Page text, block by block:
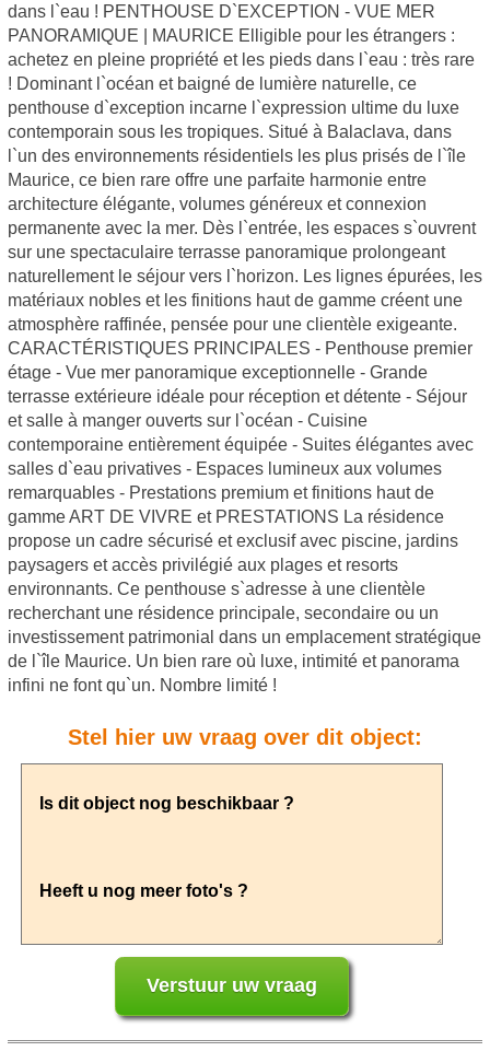
dans l`eau ! PENTHOUSE D`EXCEPTION - VUE MER
PANORAMIQUE | MAURICE Elligible pour les étrangers :
achetez en pleine propriété et les pieds dans l`eau : très rare
! Dominant l`océan et baigné de lumière naturelle, ce
penthouse d`exception incarne l`expression ultime du luxe
contemporain sous les tropiques. Situé à Balaclava, dans
l`un des environnements résidentiels les plus prisés de l`île
Maurice, ce bien rare offre une parfaite harmonie entre
architecture élégante, volumes généreux et connexion
permanente avec la mer. Dès l`entrée, les espaces s`ouvrent
sur une spectaculaire terrasse panoramique prolongeant
naturellement le séjour vers l`horizon. Les lignes épurées, les
matériaux nobles et les finitions haut de gamme créent une
atmosphère raffinée, pensée pour une clientèle exigeante.
CARACTÉRISTIQUES PRINCIPALES - Penthouse premier
étage - Vue mer panoramique exceptionnelle - Grande
terrasse extérieure idéale pour réception et détente - Séjour
et salle à manger ouverts sur l`océan - Cuisine
contemporaine entièrement équipée - Suites élégantes avec
salles d`eau privatives - Espaces lumineux aux volumes
remarquables - Prestations premium et finitions haut de
gamme ART DE VIVRE et PRESTATIONS La résidence
propose un cadre sécurisé et exclusif avec piscine, jardins
paysagers et accès privilégié aux plages et resorts
environnants. Ce penthouse s`adresse à une clientèle
recherchant une résidence principale, secondaire ou un
investissement patrimonial dans un emplacement stratégique
de l`île Maurice. Un bien rare où luxe, intimité et panorama
infini ne font qu`un. Nombre limité !
Stel hier uw vraag over dit object: